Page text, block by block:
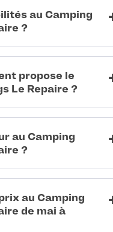
au Camping
?
propose le
Le Repaire ?
au Camping
?
au Camping
de mai à